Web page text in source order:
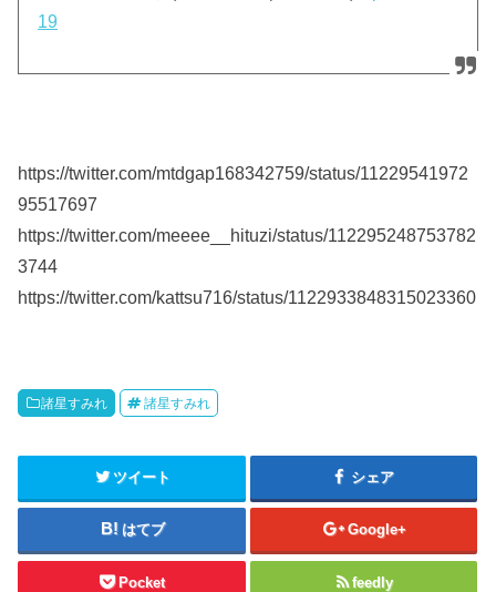
19
https://twitter.com/mtdgap168342759/status/11229541972
95517697
https://twitter.com/meeee__hituzi/status/112295248753782
3744
https://twitter.com/kattsu716/status/1122933848315023360
諸星すみれ 諸星すみれ
ツイート シェア
はてブ Google+
Pocket feedly